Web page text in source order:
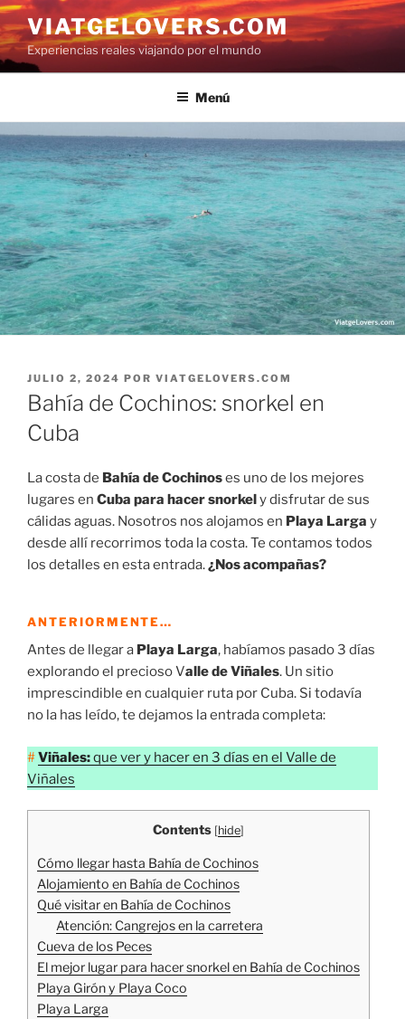
Saltar
al
contenido
VIATGELOVERS.COM
Experiencias reales viajando por el mundo
Menú
PUBLICADO
EL
JULIO 2, 2024 POR VIATGELOVERS.COM
Bahía de Cochinos: snorkel en
Cuba
La costa de Bahía de Cochinoses uno de los mejores
lugares en Cuba para hacer snorkel y disfrutar de sus
cálidas aguas. Nosotros nos alojamos en Playa Larga y
desde allí recorrimos toda la costa. Te contamos todos
los detalles en esta entrada.¿Nos acompañas?
ANTERIORMENTE…
Antes de llegar a Playa Larga, habíamos pasado 3 días
explorando el precioso Valle de Viñales. Un sitio
imprescindible en cualquier ruta por Cuba. Si todavía
no la has leído, te dejamos la entrada completa:
#Viñales:que ver y hacer en 3 días en el Valle de
Viñales
Contents [hide]
Cómo llegar hasta Bahía de Cochinos
Alojamiento en Bahía de Cochinos
Qué visitar en Bahía de Cochinos
Atención: Cangrejos en la carretera
Cueva de los Peces
El mejor lugar para hacer snorkel en Bahía de Cochinos
Playa Girón y Playa Coco
Playa Larga